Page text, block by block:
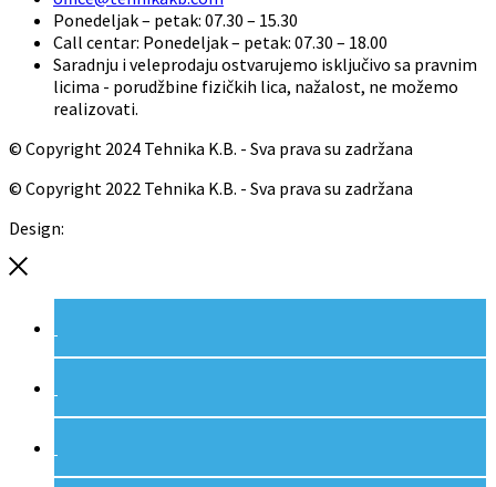
Ponedeljak – petak: 07.30 – 15.30
Call centar: Ponedeljak – petak: 07.30 – 18.00
Saradnju i veleprodaju ostvarujemo isključivo sa pravnim
licima - porudžbine fizičkih lica, nažalost, ne možemo
realizovati.
© Copyright 2024 Tehnika K.B. - Sva prava su zadržana
© Copyright 2022 Tehnika K.B. - Sva prava su zadržana
Design: